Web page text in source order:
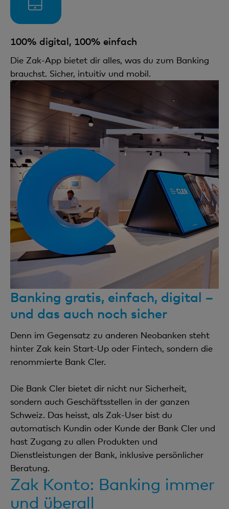
100% digital, 100% einfach
Die Zak-App bietet dir alles, was du zum Banking
brauchst. Sicher, intuitiv und mobil.
Banking gratis, einfach, digital –
und das auch noch sicher
Denn im Gegensatz zu anderen Neobanken steht
hinter Zak kein Start-Up oder Fintech, sondern die
renommierte Bank Cler.
Die Bank Cler bietet dir nicht nur Sicherheit,
sondern auch Geschäftsstellen in der ganzen
Schweiz. Das heisst, als Zak-User bist du
automatisch Kundin oder Kunde der Bank Cler und
hast Zugang zu allen Produkten und
Dienstleistungen der Bank, inklusive persönlicher
Beratung.
Zak Konto: Banking immer
und überall